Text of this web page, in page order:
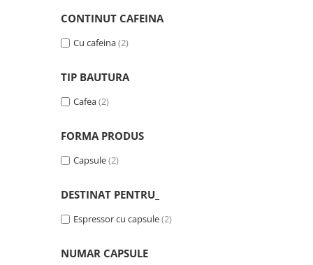
CONTINUT CAFEINA
Cu cafeina(2)
TIP BAUTURA
Cafea(2)
FORMA PRODUS
Capsule(2)
DESTINAT PENTRU_
Espressor cu capsule(2)
NUMAR CAPSULE